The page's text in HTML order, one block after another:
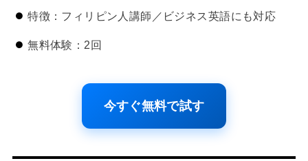
特徴：フィリピン人講師／ビジネス英語にも対応
無料体験：2回
今すぐ無料で試す